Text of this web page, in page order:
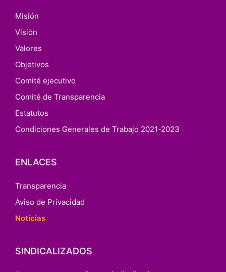
Misión
Visión
Valores
Objetivos
Comité ejecutivo
Comité de Transparencia
Estatutos
Condiciones Generales de Trabajo 2021-2023
ENLACES
Transparencia
Aviso de Privacidad
Noticias
SINDICALIZADOS